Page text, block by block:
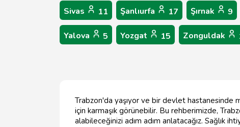
Sivas 11 Şanlıurfa 17 Şırnak 9
Yalova 5 Yozgat 15 Zonguldak
Trabzon'da yaşıyor ve bir devlet hastanesinde
için karmaşık görünebilir. Bu rehberimizde,
alabileceğinizi adım adım anlatacağız. Sağlık